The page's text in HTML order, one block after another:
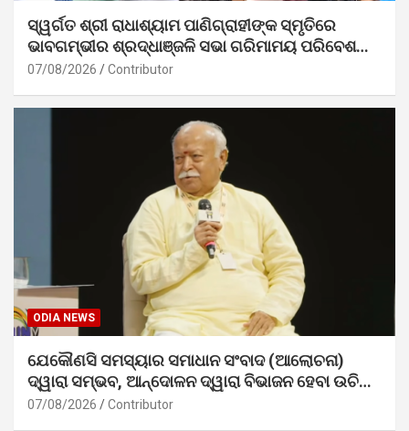
ସ୍ୱର୍ଗତ ଶ୍ରୀ ରାଧାଶ୍ୟାମ ପାଣିଗ୍ରାହୀଙ୍କ ସ୍ମୃତିରେ
ଭାବଗମ୍ଭୀର ଶ୍ରଦ୍ଧାଞ୍ଜଳି ସଭା ଗରିମାମୟ ପରିବେଶରେ
ସମ୍ପନ୍ନ
07/08/2026 Contributor
ODIA NEWS
ଯେକୌଣସି ସମସ୍ୟାର ସମାଧାନ ସଂବାଦ (ଆଲୋଚନା)
ଦ୍ୱାରା ସମ୍ଭବ, ଆନ୍ଦୋଳନ ଦ୍ୱାରା ବିଭାଜନ ହେବା ଉଚିତ୍
ନୁହେଁ। – ଡ. ମୋହନ ଭାଗବତ ଜୀ
07/08/2026 Contributor